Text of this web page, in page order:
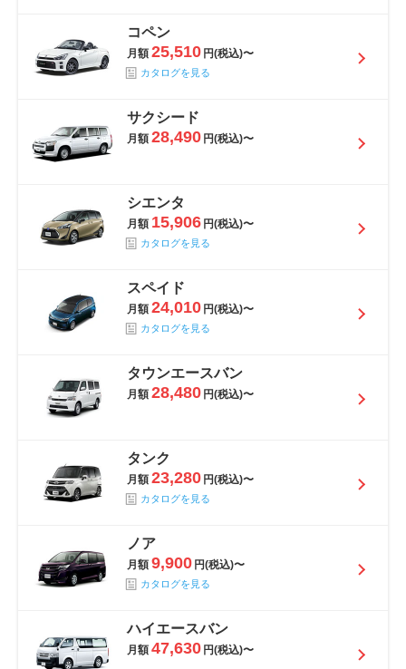
コペン
月額 25,510 円(税込)〜
カタログを見る
サクシード
月額 28,490 円(税込)〜
シエンタ
月額 15,906 円(税込)〜
カタログを見る
スペイド
月額 24,010 円(税込)〜
カタログを見る
タウンエースバン
月額 28,480 円(税込)〜
タンク
月額 23,280 円(税込)〜
カタログを見る
ノア
月額 9,900 円(税込)〜
カタログを見る
ハイエースバン
月額 47,630 円(税込)〜